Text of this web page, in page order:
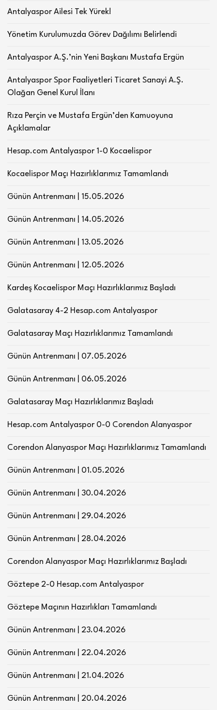
Antalyaspor Ailesi Tek Yürek!
Yönetim Kurulumuzda Görev Dağılımı Belirlendi
Antalyaspor A.Ş.’nin Yeni Başkanı Mustafa Ergün
Antalyaspor Spor Faaliyetleri Ticaret Sanayi A.Ş.
Olağan Genel Kurul İlanı
Rıza Perçin ve Mustafa Ergün’den Kamuoyuna
Açıklamalar
Hesap.com Antalyaspor 1-0 Kocaelispor
Kocaelispor Maçı Hazırlıklarımız Tamamlandı
Günün Antrenmanı | 15.05.2026
Günün Antrenmanı | 14.05.2026
Günün Antrenmanı | 13.05.2026
Günün Antrenmanı | 12.05.2026
Kardeş Kocaelispor Maçı Hazırlıklarımız Başladı
Galatasaray 4-2 Hesap.com Antalyaspor
Galatasaray Maçı Hazırlıklarımız Tamamlandı
Günün Antrenmanı | 07.05.2026
Günün Antrenmanı | 06.05.2026
Galatasaray Maçı Hazırlıklarımız Başladı
Hesap.com Antalyaspor 0-0 Corendon Alanyaspor
Corendon Alanyaspor Maçı Hazırlıklarımız Tamamlandı
Günün Antrenmanı | 01.05.2026
Günün Antrenmanı | 30.04.2026
Günün Antrenmanı | 29.04.2026
Günün Antrenmanı | 28.04.2026
Corendon Alanyaspor Maçı Hazırlıklarımız Başladı
Göztepe 2-0 Hesap.com Antalyaspor
Göztepe Maçının Hazırlıkları Tamamlandı
Günün Antrenmanı | 23.04.2026
Günün Antrenmanı | 22.04.2026
Günün Antrenmanı | 21.04.2026
Günün Antrenmanı | 20.04.2026